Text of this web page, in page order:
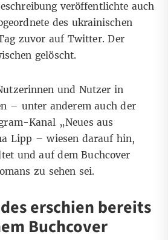
veröffentlichte auch
des ukrainischen
zuvor auf Twitter. Der
gelöscht.
und Nutzer in
– unter anderem auchder
Kanal „Neues aus
Lipp – wiesen darauf hin,
und auf dem Buchcover
zu sehen sei.
erschien bereits
Buchcover